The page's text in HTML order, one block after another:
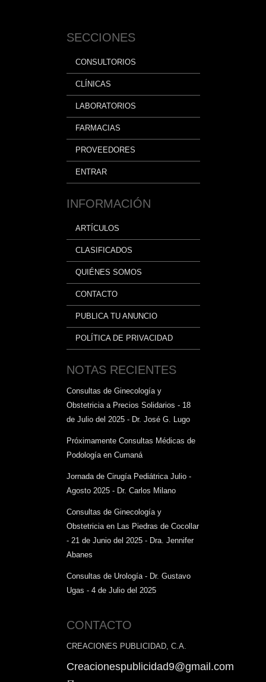
SECCIONES
CONSULTORIOS
CLÍNICAS
LABORATORIOS
FARMACIAS
PROVEEDORES
ENTRAR
INFORMACIÓN
ARTÍCULOS
CLASIFICADOS
QUIÉNES SOMOS
CONTACTO
PUBLICA TU ANUNCIO
POLÍTICA DE PRIVACIDAD
NOTAS RECIENTES
Consultas de Ginecología y
Obstetricia a Precios Solidarios - 18
de Julio del 2025 - Dr. José G. Lugo
Próximamente Consultas Médicas de
Podología en Cumaná
Jornada de Cirugía Pediátrica Julio -
Agosto 2025 - Dr. Carlos Milano
Consultas de Ginecología y
Obstetricia en Las Piedras de Cocollar
- 21 de Junio del 2025 - Dra. Jennifer
Abanes
Consultas de Urología - Dr. Gustavo
Ugas - 4 de Julio del 2025
CONTACTO
CREACIONES PUBLICIDAD, C.A.
Creacionespublicidad9@gmail.com